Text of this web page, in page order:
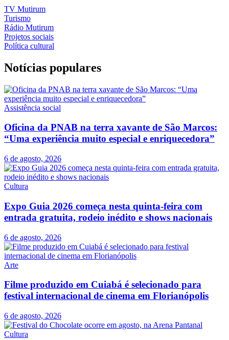
TV Mutirum
Turismo
Rádio Mutirum
Projetos sociais
Política cultural
Notícias populares
Assistência social
Oficina da PNAB na terra xavante de São Marcos:
“Uma experiência muito especial e enriquecedora”
6 de agosto, 2026
Cultura
Expo Guia 2026 começa nesta quinta-feira com
entrada gratuita, rodeio inédito e shows nacionais
6 de agosto, 2026
Arte
Filme produzido em Cuiabá é selecionado para
festival internacional de cinema em Florianópolis
6 de agosto, 2026
Cultura